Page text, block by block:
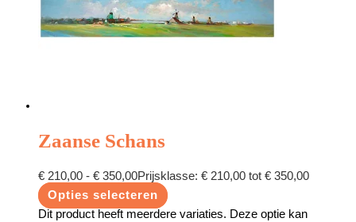
Zaanse Schans
€ 210,00 - € 350,00Prijsklasse: € 210,00 tot € 350,00
Opties selecteren
Dit product heeft meerdere variaties. Deze optie kan